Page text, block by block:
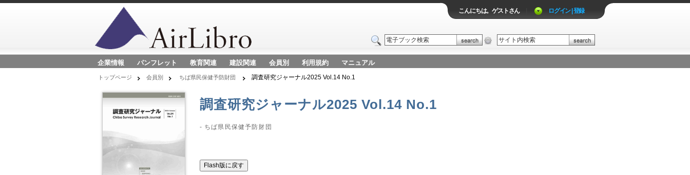
こんにちは。ゲストさん ログイン | 登録
企業情報 パンフレット 教育関連 建設関連 会員別 利用規約 マニュアル
トップページ 会員別 ちば県民保健予防財団 調査研究ジャーナル2025 Vol.14 No.1
調査研究ジャーナル2025 Vol.14 No.1
- ちば県民保健予防財団
Flash版に戻す